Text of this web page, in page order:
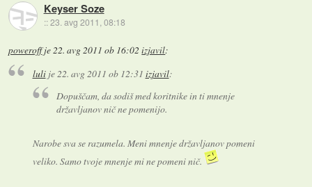
Keyser Soze
::23. avg 2011, 08:18
poweroffje22. avg 2011 ob 16:02 izjavil:
lulije 22. avg 2011 ob 12:31 izjavil:
Dopuščam, da sodiš med koritnike in ti mnenje
državljanov nič ne pomenijo.
Narobe sva se razumela. Meni mnenje državljanov pomeni
veliko. Samo tvoje mnenje mi ne pomeni nič.